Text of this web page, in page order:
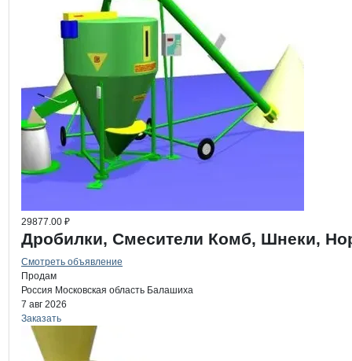
29877.00 ₽
Дробилки, Смесители Комб, Шнеки,
Смотреть объявление
Продам
Россия Московская область Балашиха
7 авг 2026
Заказать